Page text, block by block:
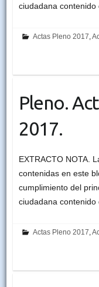
ciudadana contenido
Actas Pleno 2017,
Pleno.
2017.
EXTRACTO NOTA.
contenidas en este
cumplimiento del
ciudadana contenido
Actas Pleno 2017,